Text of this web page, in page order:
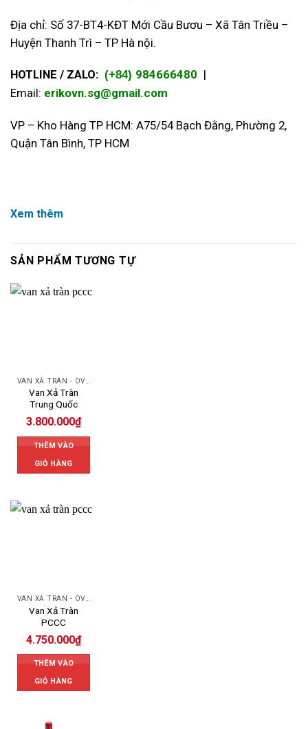
Địa chỉ: Số 37-BT4-KĐT Mới Cầu Bươu – Xã Tân Triều –
Huyện Thanh Trì – TP Hà nội.
HOTLINE / ZALO: (+84) 984666480 |
Email: erikovn.sg@gmail.com
VP – Kho Hàng TP HCM: A75/54 Bạch Đằng, Phường 2,
Quận Tân Bình, TP HCM
Xem thêm
SẢN PHẨM TƯƠNG TỰ
VAN XẢ TRÀN - OVERFLOW VALVE
Van Xả Tràn
Trung Quốc
3.800.000₫
THÊM VÀO
GIỎ HÀNG
VAN XẢ TRÀN - OVERFLOW VALVE
Van Xả Tràn
PCCC
4.750.000₫
THÊM VÀO
GIỎ HÀNG